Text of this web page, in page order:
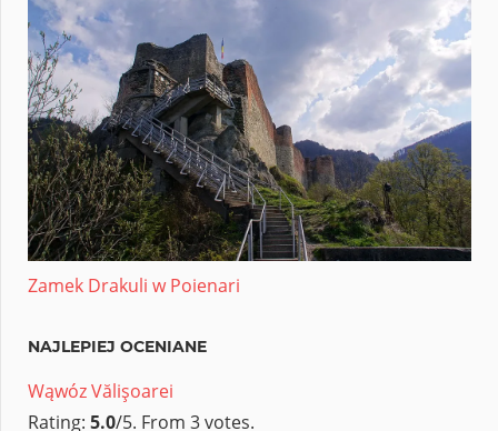
Zamek Drakuli w Poienari
NAJLEPIEJ OCENIANE
Wąwóz Vălişoarei
Rating: 5.0/5. From 3 votes.